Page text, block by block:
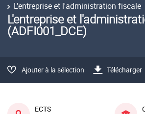
L'entreprise et l'administration fiscale
L'entreprise et
(ADFI001_DCE)
Ajouter à la sélection Télécharger
ECTS